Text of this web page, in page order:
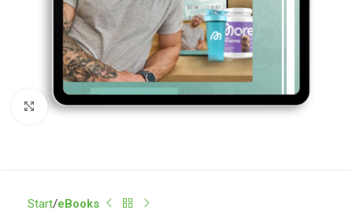
Click to enlarge
Start eBooks